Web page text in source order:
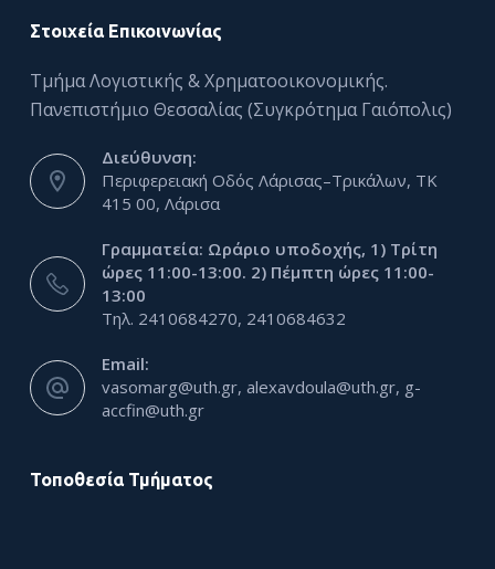
Στοιχεία Επικοινωνίας
Τμήμα Λογιστικής & Χρηματοοικονομικής.
Πανεπιστήμιο Θεσσαλίας (Συγκρότημα Γαιόπολις)
Διεύθυνση:
Περιφερειακή Οδός Λάρισας–Τρικάλων, ΤΚ
415 00, Λάρισα
Γραμματεία: Ωράριο υποδοχής, 1) Τρίτη
ώρες 11:00-13:00. 2) Πέμπτη ώρες 11:00-
13:00
Τηλ. 2410684270, 2410684632
Email:
vasomarg@uth.gr, alexavdoula@uth.gr, g-
accfin@uth.gr
Τοποθεσία Τμήματος